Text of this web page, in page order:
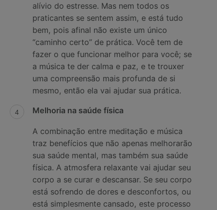
alívio do estresse. Mas nem todos os
praticantes se sentem assim, e está tudo
bem, pois afinal não existe um único
“caminho certo” de prática. Você tem de
fazer o que funcionar melhor para você; se
a música te der calma e paz, e te trouxer
uma compreensão mais profunda de si
mesmo, então ela vai ajudar sua prática.
Melhoria na saúde física
A combinação entre meditação e música
traz benefícios que não apenas melhorarão
sua saúde mental, mas também sua saúde
física. A atmosfera relaxante vai ajudar seu
corpo a se curar e descansar. Se seu corpo
está sofrendo de dores e desconfortos, ou
está simplesmente cansado, este processo